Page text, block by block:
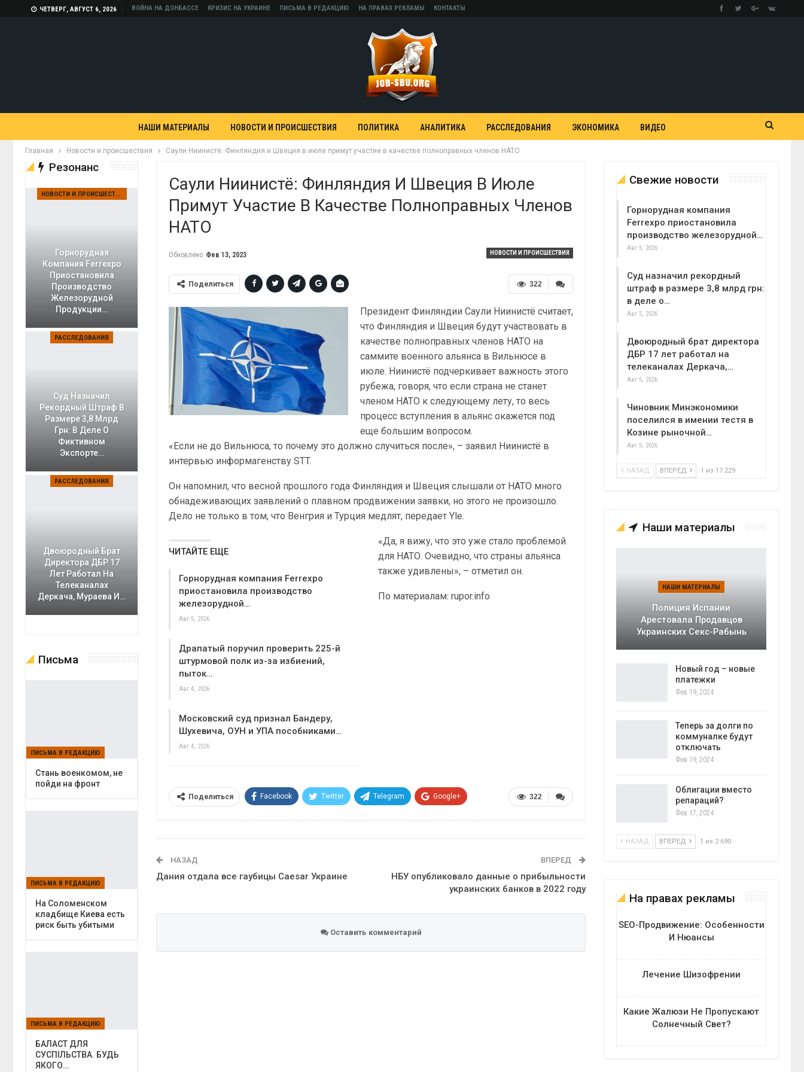
ЧЕТВЕРГ, АВГУСТ 6, 2026 ВОЙНА НА ДОНБАССЕ КРИЗИС НА УКРАИНЕ ПИСЬМА В РЕДАКЦИЮ НА ПРАВАХ РЕКЛАМЫ КОНТАКТЫ
НАШИ МАТЕРИАЛЫ НОВОСТИ И ПРОИСШЕСТВИЯ ПОЛИТИКА АНАЛИТИКА РАССЛЕДОВАНИЯ ЭКОНОМИКА ВИДЕО
Главная Новости и происшествия Саули Ниинистё: Финляндия и Швеция в июле примут участие в качестве полноправных членов НАТО
Саули Ниинистё: Финляндия И Швеция В Июле
Примут Участие В Качестве Полноправных Членов
НАТО
НОВОСТИ И ПРОИСШЕСТВИЯ
Обновлено Фев 13, 2023
322
Поделиться
Президент Финляндии Саули Ниинистё считает,
что Финляндия и Швеция будут участвовать в
качестве полноправных членов НАТО на
саммите военного альянса в Вильнюсе в
июле. Ниинистё подчеркивает важность этого
рубежа, говоря, что если страна не станет
членом НАТО к следующему лету, то весь
процесс вступления в альянс окажется под
еще большим вопросом.
«Если не до Вильнюса, то почему это должно случиться после», – заявил Ниинистё в
интервью информагенству STT.
Он напомнил, что весной прошлого года Финляндия и Швеция слышали от НАТО много
обнадеживающих заявлений о плавном продвижении заявки, но этого не произошло.
Дело не только в том, что Венгрия и Турция медлят, передает Yle.
ЧИТАЙТЕ ЕЩЕ
Горнорудная компания Ferrexpo
приостановила производство
железорудной…
Авг 5, 2026
Драпатый поручил проверить 225-й
штурмовой полк из-за избиений,
пыток…
Авг 4, 2026
Московский суд признал Бандеру,
Шухевича, ОУН и УПА пособниками…
Авг 4, 2026
«Да, я вижу, что это уже стало проблемой
для НАТО. Очевидно, что страны альянса
также удивлены», – отметил он.
По материалам: rupor.info
322
Поделиться Facebook Twitter Telegram Google+
НАЗАД
Дания отдала все гаубицы Caesar Украине
ВПЕРЕД
НБУ опубликовало данные о прибыльности
украинских банков в 2022 году
Оставить комментарий
Свежие новости
Горнорудная компания
Ferrexpo приостановила
производство железорудной…
Авг 5, 2026
Суд назначил рекордный
штраф в размере 3,8 млрд грн:
в деле о…
Авг 5, 2026
Двоюродный брат директора
ДБР 17 лет работал на
телеканалах Деркача,…
Авг 5, 2026
Чиновник Минэкономики
поселился в имении тестя в
Козине рыночной…
Авг 5, 2026
НАЗАД ВПЕРЕД 1 из 17 229
Наши материалы
НАШИ МАТЕРИАЛЫ
Полиция Испании
Арестовала Продавцов
Украинских Секс-Рабынь
Новый год – новые
платежки
Фев 19, 2024
Теперь за долги по
коммуналке будут
отключать
Фев 19, 2024
Облигации вместо
репараций?
Фев 17, 2024
НАЗАД ВПЕРЕД 1 из 2 690
На правах рекламы
SEO-Продвижение: Особенности
И Нюансы
Лечение Шизофрении
Какие Жалюзи Не Пропускают
Солнечный Свет?
Резонанс
НОВОСТИ И ПРОИСШЕСТВИЯ
Горнорудная
Компания Ferrexpo
Приостановила
Производство
Железорудной
Продукции…
РАССЛЕДОВАНИЯ
Суд Назначил
Рекордный Штраф В
Размере 3,8 Млрд
Грн: В Деле О
Фиктивном
Экспорте…
РАССЛЕДОВАНИЯ
Двоюродный Брат
Директора ДБР 17
Лет Работал На
Телеканалах
Деркача, Мураева И…
Письма
ПИСЬМА В РЕДАКЦИЮ
Cтань военкомом, не
пойди на фронт
ПИСЬМА В РЕДАКЦИЮ
На Соломенском
кладбище Киева есть
риск быть убитыми
ПИСЬМА В РЕДАКЦИЮ
БАЛАСТ ДЛЯ
СУСПІЛЬСТВА. БУДЬ
ЯКОГО…